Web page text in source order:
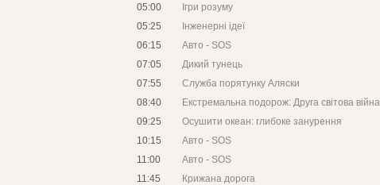
05:00
Ігри розуму
05:25
Інженерні ідеї
06:15
Авто - SOS
07:05
Дикий тунець
07:55
Служба порятунку Аляски
08:40
Екстремальна подорож: Друга світова війна
09:25
Осушити океан: глибоке занурення
10:15
Авто - SOS
11:00
Авто - SOS
11:45
Крижана дорога